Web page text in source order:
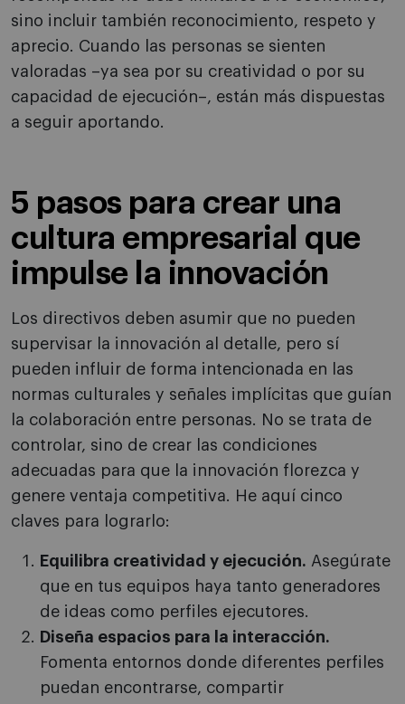
sino incluir también reconocimiento, respeto y
aprecio. Cuando las personas se sienten
valoradas –ya sea por su creatividad o por su
capacidad de ejecución–, están más dispuestas
a seguir aportando.
5 pasos para crear una
cultura empresarial que
impulse la innovación
Los directivos deben asumir que no pueden
supervisar la innovación al detalle, pero sí
pueden influir de forma intencionada en las
normas culturales y señales implícitas que guían
la colaboración entre personas. No se trata de
controlar, sino de crear las condiciones
adecuadas para que la innovación florezca y
genere ventaja competitiva. He aquí cinco
claves para lograrlo:
Equilibra creatividad y ejecución. Asegúrate
que en tus equipos haya tanto generadores
de ideas como perfiles ejecutores.
Diseña espacios para la interacción.
Fomenta entornos donde diferentes perfiles
puedan encontrarse, compartir